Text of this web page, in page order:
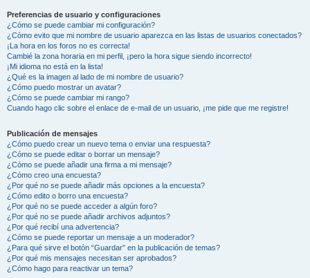
Preferencias de usuario y configuraciones
¿Cómo se puede cambiar mi configuración?
¿Cómo evito que mi nombre de usuario aparezca en las listas de usuarios conectados?
¡La hora en los foros no es correcta!
Cambié la zona horaria en mi perfil, ¡pero la hora sigue siendo incorrecto!
¡Mi idioma no está en la lista!
¿Qué es la imagen al lado de mi nombre de usuario?
¿Cómo puedo mostrar un avatar?
¿Cómo se puede cambiar mi rango?
Cuando hago clic sobre el enlace de e-mail de un usuario, ¡me pide que me registre!
Publicación de mensajes
¿Cómo puedo crear un nuevo tema o enviar una respuesta?
¿Cómo se puede editar o borrar un mensaje?
¿Cómo se puede añadir una firma a mi mensaje?
¿Cómo creo una encuesta?
¿Por qué no se puede añadir más opciones a la encuesta?
¿Cómo edito o borro una encuesta?
¿Por qué no se puede acceder a algún foro?
¿Por qué no se puede añadir archivos adjuntos?
¿Por qué recibí una advertencia?
¿Cómo se puede reportar un mensaje a un moderador?
¿Para qué sirve el botón “Guardar” en la publicación de temas?
¿Por qué mis mensajes necesitan ser aprobados?
¿Cómo hago para reactivar un tema?